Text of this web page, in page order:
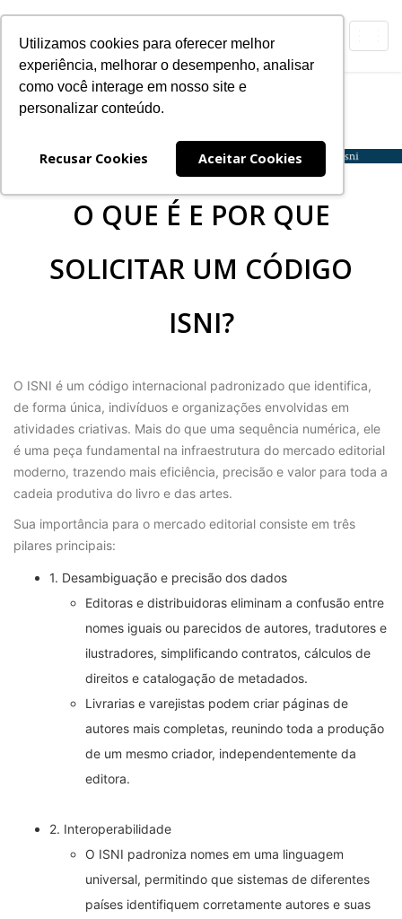
Utilizamos cookies para oferecer melhor
experiência, melhorar o desempenho, analisar
como você interage em nosso site e
personalizar conteúdo.
Recusar Cookies Aceitar Cookies
ISNI
Expanding
O QUE É E POR QUE
SOLICITAR UM CÓDIGO
ISNI?
O ISNI é um código internacional padronizado que identifica,
de forma única, indivíduos e organizações envolvidas em
atividades criativas. Mais do que uma sequência numérica, ele
é uma peça fundamental na infraestrutura do mercado editorial
moderno, trazendo mais eficiência, precisão e valor para toda a
cadeia produtiva do livro e das artes.
Sua importância para o mercado editorial consiste em três
pilares principais:
1. Desambiguação e precisão dos dados
Editoras e distribuidoras eliminam a confusão entre
nomes iguais ou parecidos de autores, tradutores e
ilustradores, simplificando contratos, cálculos de
direitos e catalogação de metadados.
Livrarias e varejistas podem criar páginas de
autores mais completas, reunindo toda a produção
de um mesmo criador, independentemente da
editora.
2. Interoperabilidade
O ISNI padroniza nomes em uma linguagem
universal, permitindo que sistemas de diferentes
países identifiquem corretamente autores e suas